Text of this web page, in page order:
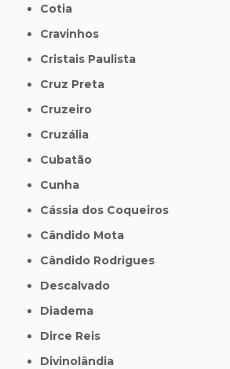
Cotia
Cravinhos
Cristais Paulista
Cruz Preta
Cruzeiro
Cruzália
Cubatão
Cunha
Cássia dos Coqueiros
Cândido Mota
Cândido Rodrigues
Descalvado
Diadema
Dirce Reis
Divinolândia